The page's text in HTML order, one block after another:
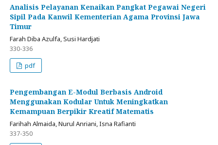
Analisis Pelayanan Kenaikan Pangkat Pegawai Negeri
Sipil Pada Kanwil Kementerian Agama Provinsi Jawa
Timur
Farah Diba Azulfa, Susi Hardjati
330-336
pdf
Pengembangan E-Modul Berbasis Android
Menggunakan Kodular Untuk Meningkatkan
Kemampuan Berpikir Kreatif Matematis
Farihah Almaida, Nurul Anriani, Isna Rafianti
337-350